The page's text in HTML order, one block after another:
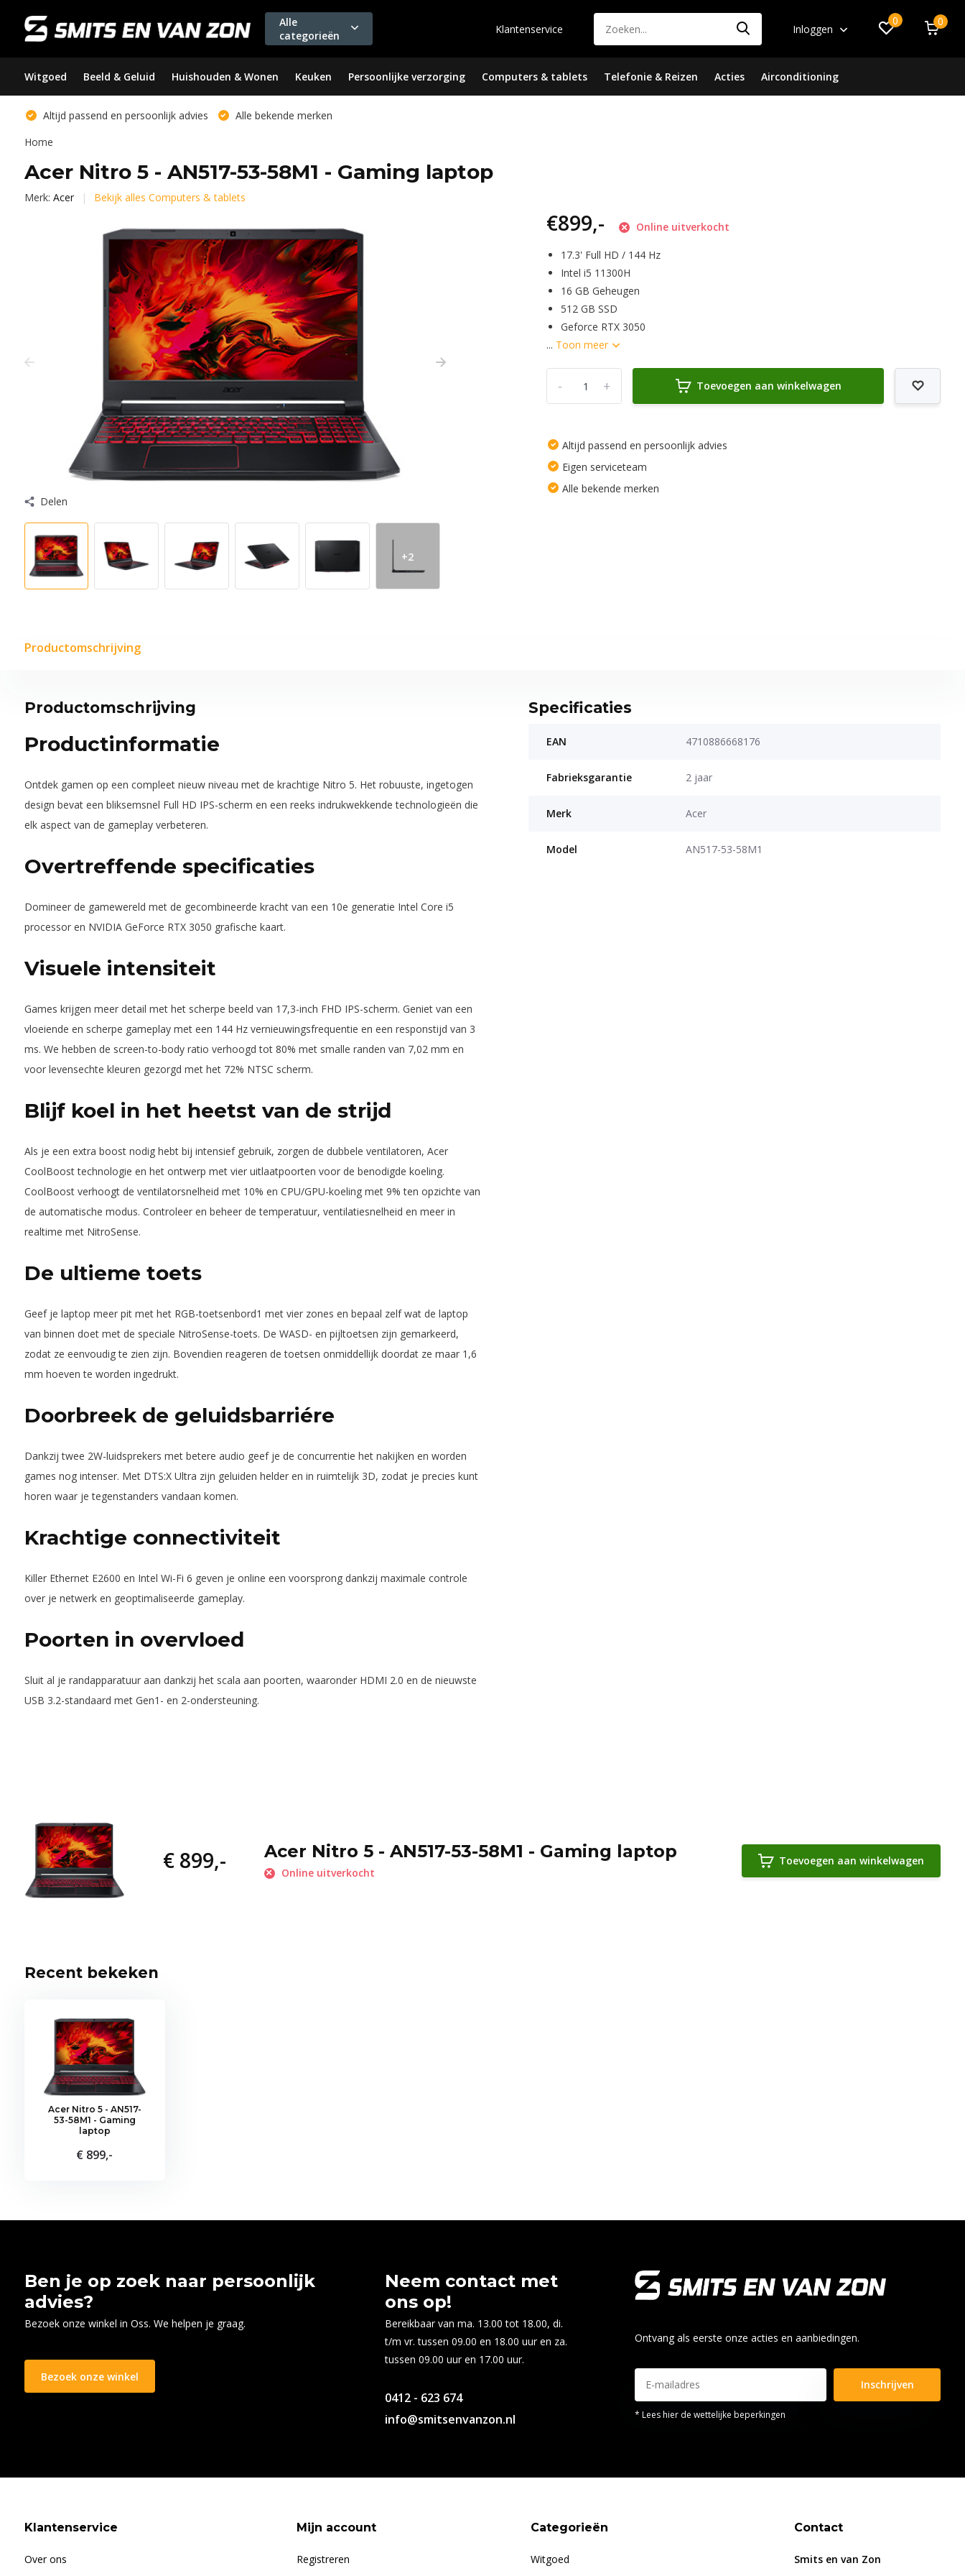
Alle
categorieën
Klantenservice Inloggen
0 0
Witgoed Beeld & Geluid Huishouden & Wonen Keuken Persoonlijke verzorging Computers & tablets Telefonie & Reizen Acties Airconditioning
Altijd passend en persoonlijk advies
Alle bekende merken
Home
Acer Nitro 5 - AN517-53-58M1 - Gaming laptop
Merk: Acer Bekijk alles Computers & tablets
Delen
+2
€899,- Online uitverkocht
17.3' Full HD / 144 Hz
Intel i5 11300H
16 GB Geheugen
512 GB SSD
Geforce RTX 3050
... Toon meer
+
- Toevoegen aan winkelwagen
Altijd passend en persoonlijk advies
Eigen serviceteam
Alle bekende merken
Productomschrijving
Productomschrijving
Productinformatie
Ontdek gamen op een compleet nieuw niveau met de krachtige Nitro 5. Het robuuste, ingetogen
design bevat een bliksemsnel Full HD IPS-scherm en een reeks indrukwekkende technologieën die
elk aspect van de gameplay verbeteren.
Overtreffende specificaties
Domineer de gamewereld met de gecombineerde kracht van een 10e generatie Intel Core i5
processor en NVIDIA GeForce RTX 3050 grafische kaart.
Visuele intensiteit
Games krijgen meer detail met het scherpe beeld van 17,3-inch FHD IPS-scherm. Geniet van een
vloeiende en scherpe gameplay met een 144 Hz vernieuwingsfrequentie en een responstijd van 3
ms. We hebben de screen-to-body ratio verhoogd tot 80% met smalle randen van 7,02 mm en
voor levensechte kleuren gezorgd met het 72% NTSC scherm.
Blijf koel in het heetst van de strijd
Als je een extra boost nodig hebt bij intensief gebruik, zorgen de dubbele ventilatoren, Acer
CoolBoost technologie en het ontwerp met vier uitlaatpoorten voor de benodigde koeling.
CoolBoost verhoogt de ventilatorsnelheid met 10% en CPU/GPU-koeling met 9% ten opzichte van
de automatische modus. Controleer en beheer de temperatuur, ventilatiesnelheid en meer in
realtime met NitroSense.
De ultieme toets
Geef je laptop meer pit met het RGB-toetsenbord1 met vier zones en bepaal zelf wat de laptop
van binnen doet met de speciale NitroSense-toets. De WASD- en pijltoetsen zijn gemarkeerd,
zodat ze eenvoudig te zien zijn. Bovendien reageren de toetsen onmiddellijk doordat ze maar 1,6
mm hoeven te worden ingedrukt.
Doorbreek de geluidsbarriére
Dankzij twee 2W-luidsprekers met betere audio geef je de concurrentie het nakijken en worden
games nog intenser. Met DTS:X Ultra zijn geluiden helder en in ruimtelijk 3D, zodat je precies kunt
horen waar je tegenstanders vandaan komen.
Krachtige connectiviteit
Killer Ethernet E2600 en Intel Wi-Fi 6 geven je online een voorsprong dankzij maximale controle
over je netwerk en geoptimaliseerde gameplay.
Poorten in overvloed
Sluit al je randapparatuur aan dankzij het scala aan poorten, waaronder HDMI 2.0 en de nieuwste
USB 3.2-standaard met Gen1- en 2-ondersteuning.
Specificaties
EAN 4710886668176
Fabrieksgarantie 2 jaar
Merk Acer
Model AN517-53-58M1
€ 899,- Acer Nitro 5 - AN517-53-58M1 - Gaming laptop
Online uitverkocht
Toevoegen aan winkelwagen
Recent bekeken
Acer Nitro 5 - AN517-
53-58M1 - Gaming
laptop
€ 899,-
Ben je op zoek naar persoonlijk
advies?
Bezoek onze winkel in Oss. We helpen je graag.
Bezoek onze winkel
Neem contact met
ons op!
Bereikbaar van ma. 13.00 tot 18.00, di.
t/m vr. tussen 09.00 en 18.00 uur en za.
tussen 09.00 uur en 17.00 uur.
0412 - 623 674
info@smitsenvanzon.nl
Ontvang als eerste onze acties en aanbiedingen.
Inschrijven
* Lees hier de wettelijke beperkingen
Klantenservice
Over ons
Mijn account
Registreren
Categorieën
Witgoed
Contact
Smits en van Zon